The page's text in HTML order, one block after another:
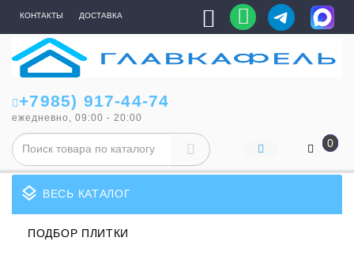
КОНТАКТЫ ДОСТАВКА
+7985) 917-44-74
ежедневно, 09:00 - 20:00
0
layers ВЕСЬ КАТАЛОГ
ПОДБОР ПЛИТКИ